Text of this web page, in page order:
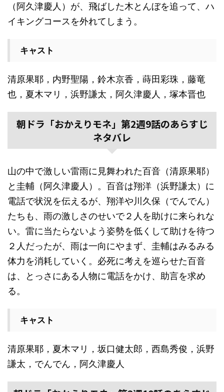
（阿久津慶人）が、飛ばした木とんぼを追って、ハ
イキングコースを外れてしまう。
キャスト
清原果耶，内野聖陽，鈴木京香，蒔田彩珠，藤竜
也，夏木マリ，浜野謙太，阿久津慶人，塚本晋也
朝ドラ「おかえりモネ」第2週9話のあらすじ
ネタバレ
山の中で激しい雷雨に見舞われた百音（清原果耶）
と圭輔（阿久津慶人）。百音は翔洋（浜野謙太）に
電話で状況を伝えるが、翔洋や川久保（でんでん）
たちも、雨の激しさのせいで２人を助けに来られな
い。雷に当たらないよう姿勢を低くして助けを待つ
２人だったが、雨は一向にやまず、圭輔はみるみる
体力を消耗していく。必死に考えを巡らせた百音
は、とっさにある人物に電話をかけ、助言を求め
る。
キャスト
清原果耶，夏木マリ，坂口健太郎，西島秀俊，浜野
謙太，でんでん，阿久津慶人